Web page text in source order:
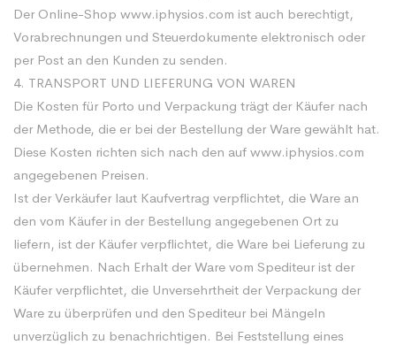
Der Online-Shop www.iphysios.com ist auch berechtigt,
Vorabrechnungen und Steuerdokumente elektronisch oder
per Post an den Kunden zu senden.
4. TRANSPORT UND LIEFERUNG VON WAREN
Die Kosten für Porto und Verpackung trägt der Käufer nach
der Methode, die er bei der Bestellung der Ware gewählt hat.
Diese Kosten richten sich nach den auf www.iphysios.com
angegebenen Preisen.
Ist der Verkäufer laut Kaufvertrag verpflichtet, die Ware an
den vom Käufer in der Bestellung angegebenen Ort zu
liefern, ist der Käufer verpflichtet, die Ware bei Lieferung zu
übernehmen. Nach Erhalt der Ware vom Spediteur ist der
Käufer verpflichtet, die Unversehrtheit der Verpackung der
Ware zu überprüfen und den Spediteur bei Mängeln
unverzüglich zu benachrichtigen. Bei Feststellung eines